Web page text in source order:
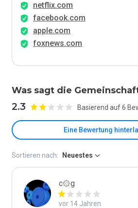
netflix.com
facebook.com
apple.com
foxnews.com
Was sagt die
2.3 Basierend auf 6
Eine Bewertung
Sortieren nach: Neuestes
c۞g
vor 14 Jahren